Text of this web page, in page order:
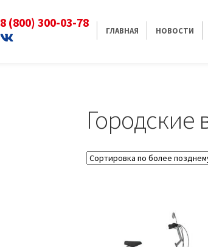
8 (800) 300-03-78
ГЛАВНАЯ НОВОСТИ
Городские